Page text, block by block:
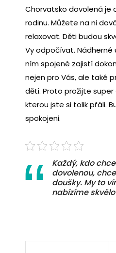
Chorvatsko dovolená je
rodinu. Můžete na ni
relaxovat. Děti budou
Vy odpočívat. Nádherné
ním spojené zajistí
nejen pro Vás, ale také
děti. Proto prožijte
kterou jste si tolik přáli.
spokojeni.
Každý, kdo
dovolenou,
doušky. My to
nabízíme